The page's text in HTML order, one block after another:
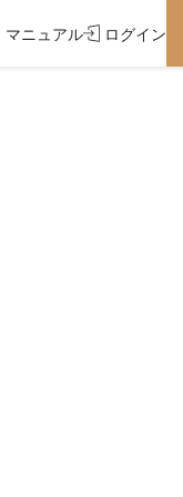
マニュアル ログイン